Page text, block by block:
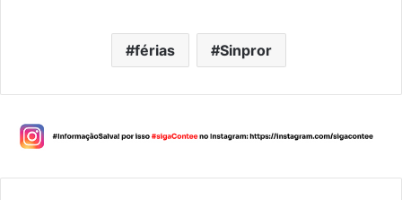
férias Sinpror